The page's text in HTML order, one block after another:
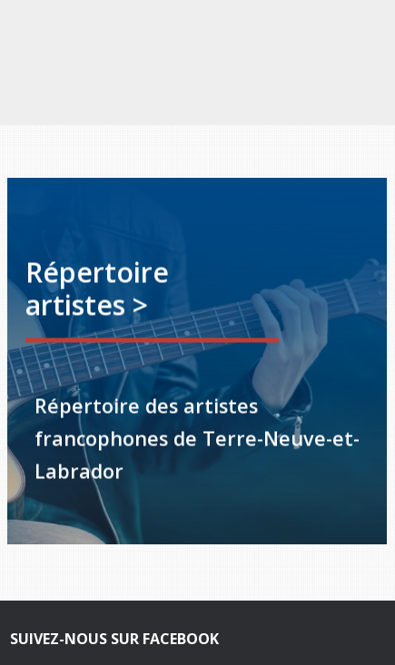
Répertoire
artistes >
Répertoire des artistes
francophones de Terre-Neuve-et-
Labrador
SUIVEZ-NOUS SUR FACEBOOK